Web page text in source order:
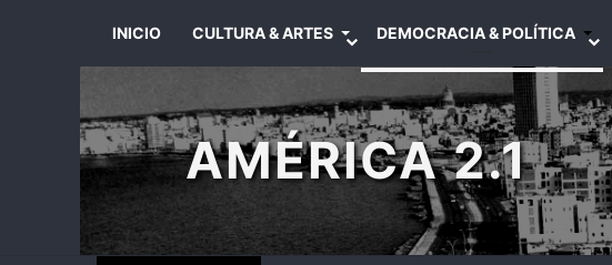
INICIO CULTURA & ARTES DEMOCRACIA & POLÍTICA
AMÉRICA 2.1